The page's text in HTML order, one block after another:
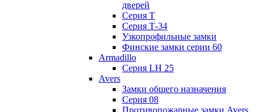
дверей
Серия Т
Серия Т-34
Узкопрофильные замки
Финские замки серии 60
Armadillo
Серия LH 25
Avers
Замки общего назначения
Серия 08
Противопожарные замки Avers